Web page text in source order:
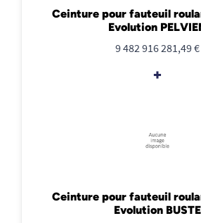
Ceinture pour fauteuil
Evolution
9 482 916 281,49 €
+
Ceinture pour fauteuil
Evolution BUSTE